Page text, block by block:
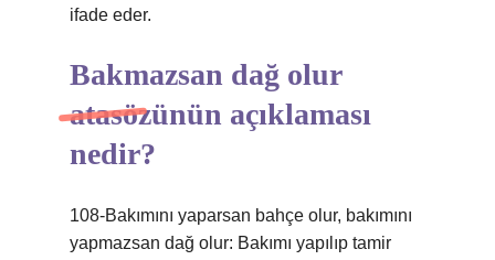
ifade eder.
Bakmazsan dağ olur
atasözünün açıklaması
nedir?
108-Bakımını yaparsan bahçe olur, bakımını
yapmazsan dağ olur: Bakımı yapılıp tamir